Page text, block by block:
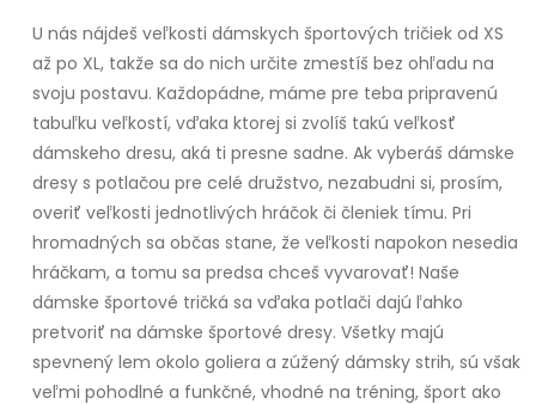
U nás nájdeš veľkosti dámskych športových tričiek od XS
až po XL, takže sa do nich určite zmestíš bez ohľadu na
svoju postavu. Každopádne, máme pre teba pripravenú
tabuľku veľkostí, vďaka ktorej si zvolíš takú veľkosť
dámskeho dresu, aká ti presne sadne. Ak vyberáš dámske
dresy s potlačou pre celé družstvo, nezabudni si, prosím,
overiť veľkosti jednotlivých hráčok či členiek tímu. Pri
hromadných sa občas stane, že veľkosti napokon nesedia
hráčkam, a tomu sa predsa chceš vyvarovať! Naše
dámske športové tričká sa vďaka potlači dajú ľahko
pretvoriť na dámske športové dresy. Všetky majú
spevnený lem okolo goliera a zúžený dámsky strih, sú však
veľmi pohodlné a funkčné, vhodné na tréning, šport ako